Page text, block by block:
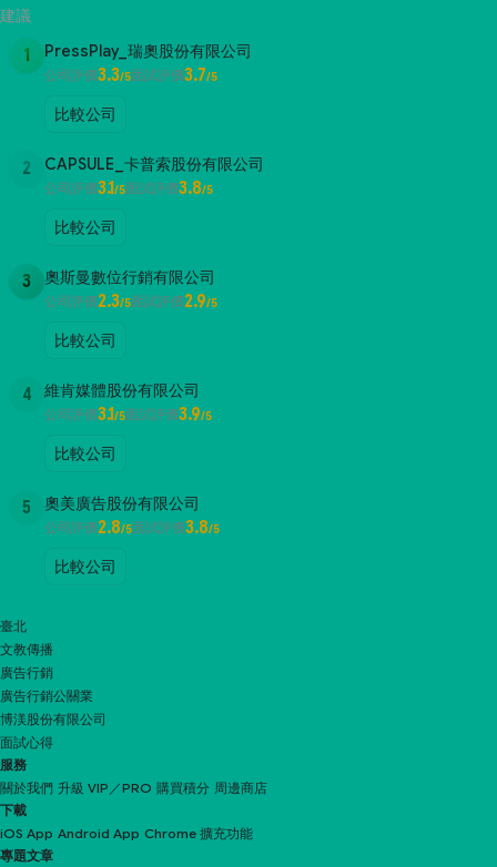
建議
1 PressPlay_瑞奧股份有限公司
公司評價3.3/5面試評價3.7/5
比較公司
2 CAPSULE_卡普索股份有限公司
公司評價3.1/5面試評價3.8/5
比較公司
3 奧斯曼數位行銷有限公司
公司評價2.3/5面試評價2.9/5
比較公司
4 維肯媒體股份有限公司
公司評價3.1/5面試評價3.9/5
比較公司
5 奧美廣告股份有限公司
公司評價2.8/5面試評價3.8/5
比較公司
臺北
文教傳播
廣告行銷
廣告行銷公關業
博渼股份有限公司
面試心得
服務
關於我們 升級 VIP／PRO 購買積分 周邊商店
下載
iOS App Android App Chrome 擴充功能
專題文章